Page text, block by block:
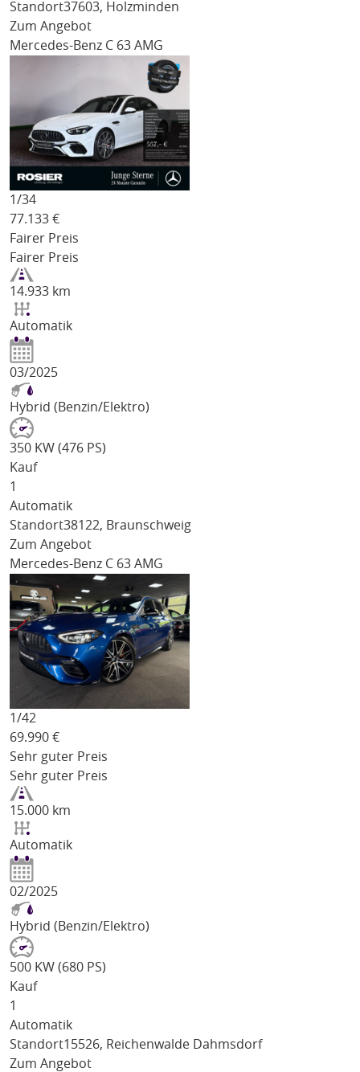
Standort37603, Holzminden
Zum Angebot
Mercedes-Benz C 63 AMG
1/34
77.133 €
Fairer Preis
Fairer Preis
14.933 km
Automatik
03/2025
Hybrid (Benzin/Elektro)
350 KW (476 PS)
Kauf
1
Automatik
Standort38122, Braunschweig
Zum Angebot
Mercedes-Benz C 63 AMG
1/42
69.990 €
Sehr guter Preis
Sehr guter Preis
15.000 km
Automatik
02/2025
Hybrid (Benzin/Elektro)
500 KW (680 PS)
Kauf
1
Automatik
Standort15526, Reichenwalde Dahmsdorf
Zum Angebot